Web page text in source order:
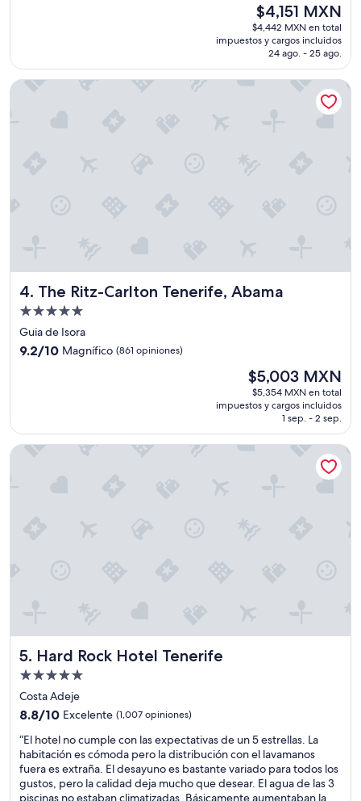
El
precio
actual
de
$4,151 MXN
$4,151 MXN
$4,442 MXN en total
impuestos y cargos incluidos
24 ago. - 25 ago.
4. The Ritz-Carlton Tenerife, Abama
The Ritz-Carlton Tenerife, Abama
Propiedad
de
5.0
estrellas
Guia de Isora
9.2
9.2/10 Magnífico (861 opiniones)
El
precio
actual
de
$5,003 MXN
$5,003 MXN
$5,354 MXN en total
impuestos y cargos incluidos
1 sep. - 2 sep.
The Ritz-Carlton Tenerife, Abama
5. Hard Rock Hotel Tenerife
Hard Rock Hotel Tenerife
Propiedad
de
5.0
Costa Adeje
8.8
10,
Excelente,
(1,007
opiniones)
8.8/10 Excelente (1,007 opiniones)
“
E
l
h
o
“El hotel no cumple con las expectativas de un 5 estrellas. La
habitación es cómoda pero la distribución con el lavamanos
fuera es extraña. El desayuno es bastante variado para todos los
gustos, pero la calidad deja mucho que desear. El agua de las 3
piscinas no estaban climatizadas. Básicamente aumentaban la
Hard Rock Hotel Tenerife